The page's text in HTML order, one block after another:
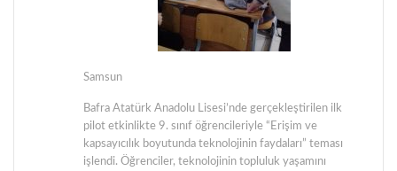
Samsun
Bafra Atatürk Anadolu Lisesi’nde gerçekleştirilen ilk
pilot etkinlikte 9. sınıf öğrencileriyle “Erişim ve
kapsayıcılık boyutunda teknolojinin faydaları” teması
işlendi. Öğrenciler, teknolojinin topluluk yaşamını